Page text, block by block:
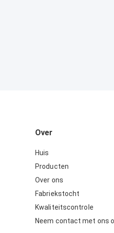
Over
Huis
Producten
Over ons
Fabriekstocht
Kwaliteitscontrole
Neem contact met ons